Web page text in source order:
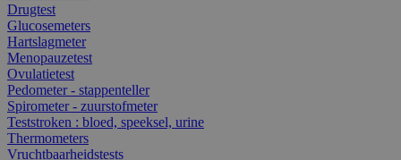
Drugtest
Glucosemeters
Hartslagmeter
Menopauzetest
Ovulatietest
Pedometer - stappenteller
Spirometer - zuurstofmeter
Teststroken : bloed, speeksel, urine
Thermometers
Vruchtbaarheidstests